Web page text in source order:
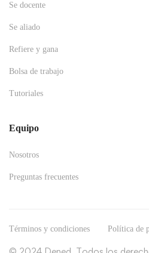
Se docente
Se aliado
Refiere y gana
Bolsa de trabajo
Tutoriales
Equipo
Nosotros
Preguntas frecuentes
Términos y condiciones Política de